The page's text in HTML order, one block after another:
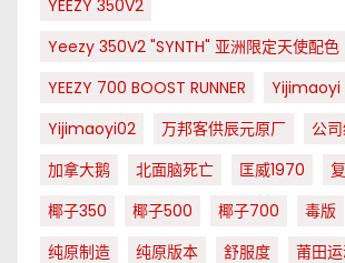
YEEZY 350V2
Yeezy 350V2 "SYNTH" 亚洲限定天使配色
YEEZY 700 BOOST RUNNER
Yijimaoyi
Yijimaoyi02
万邦客供辰元原厂
公
加拿大鹅
北面脑死亡 匡威1970
椰子350
椰子500 椰子700 毒版
纯原制造
纯原版本 舒服度 莆田